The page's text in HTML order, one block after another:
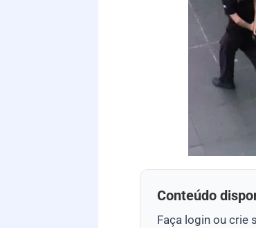
Conteúdo
Faça login ou crie